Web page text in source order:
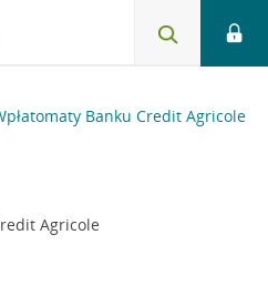
Banku Credit Agricole
Agricole